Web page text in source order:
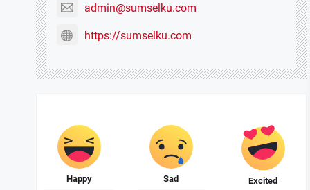
admin@sumselku.com
https://sumselku.com
Happy Sad Excited